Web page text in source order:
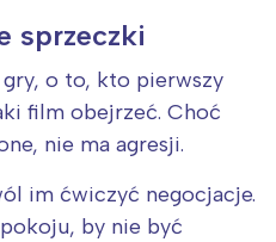
sprzeczki
gry, o to, kto pierwszy
film obejrzeć. Choć
nie ma agresji.
im ćwiczyć negocjacje.
by nie być